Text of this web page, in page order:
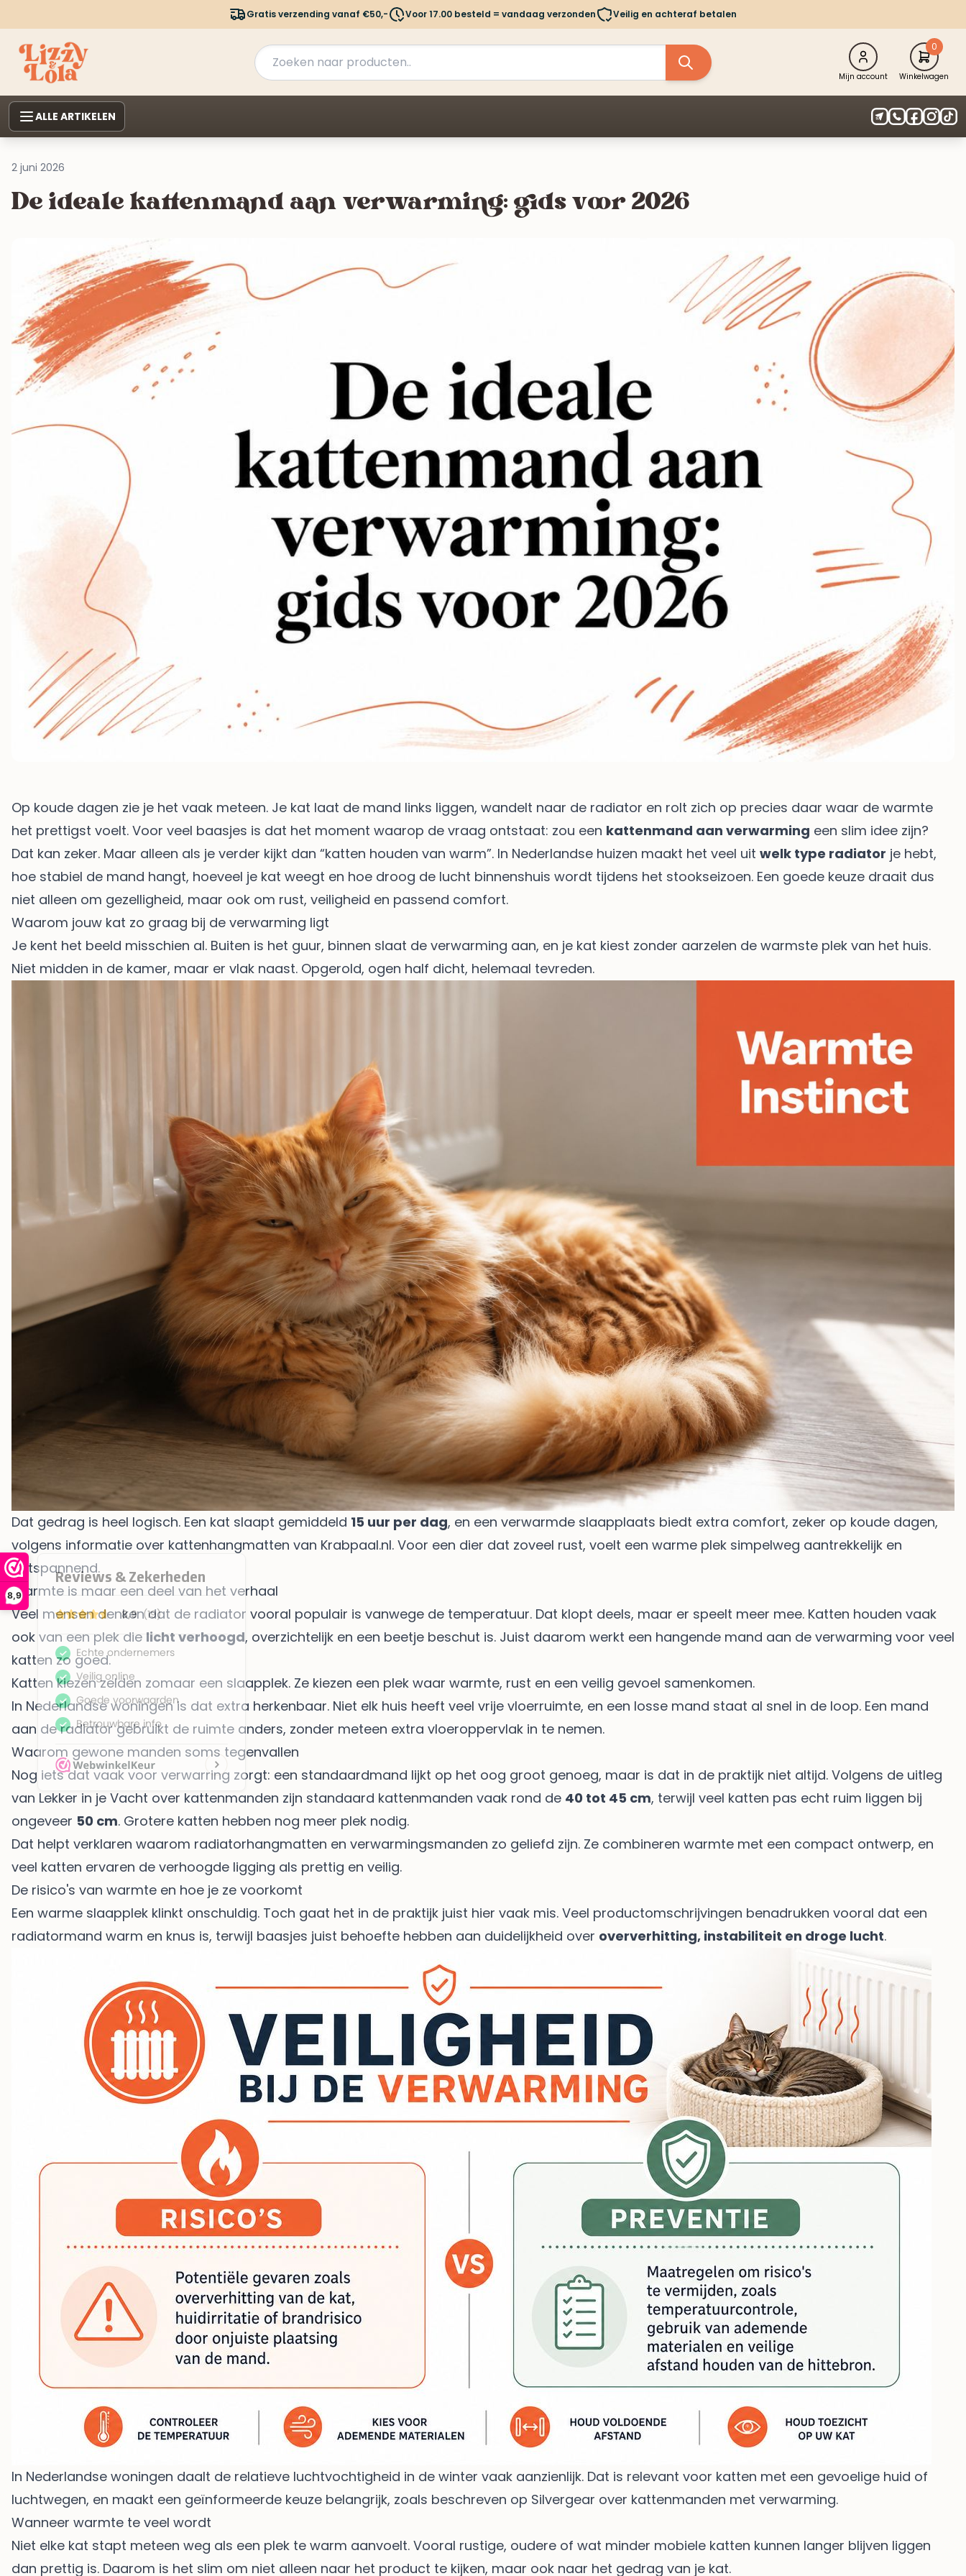
8,9
Gratis verzending vanaf €50,- Voor 17.00 besteld = vandaag verzonden Veilig en achteraf betalen
Mijn account
0
Winkelwagen
ALLE ARTIKELEN
2 juni 2026
De ideale kattenmand aan verwarming: gids voor 2026
Op koude dagen zie je het vaak meteen. Je kat laat de mand links liggen, wandelt naar de radiator en rolt zich op precies daar waar de warmte
het prettigst voelt. Voor veel baasjes is dat het moment waarop de vraag ontstaat: zou een kattenmand aan verwarming een slim idee zijn?
Dat kan zeker. Maar alleen als je verder kijkt dan “katten houden van warm”. In Nederlandse huizen maakt het veel uit welk type radiator je hebt,
hoe stabiel de mand hangt, hoeveel je kat weegt en hoe droog de lucht binnenshuis wordt tijdens het stookseizoen. Een goede keuze draait dus
niet alleen om gezelligheid, maar ook om rust, veiligheid en passend comfort.
Waarom jouw kat zo graag bij de verwarming ligt
Je kent het beeld misschien al. Buiten is het guur, binnen slaat de verwarming aan, en je kat kiest zonder aarzelen de warmste plek van het huis.
Niet midden in de kamer, maar er vlak naast. Opgerold, ogen half dicht, helemaal tevreden.
Dat gedrag is heel logisch. Een kat slaapt gemiddeld 15 uur per dag, en een verwarmde slaapplaats biedt extra comfort, zeker op koude dagen,
volgens informatie over kattenhangmatten van Krabpaal.nl. Voor een dier dat zoveel rust, voelt een warme plek simpelweg aantrekkelijk en
ontspannend.
Warmte is maar een deel van het verhaal
Veel mensen denken dat de radiator vooral populair is vanwege de temperatuur. Dat klopt deels, maar er speelt meer mee. Katten houden vaak
ook van een plek die licht verhoogd, overzichtelijk en een beetje beschut is. Juist daarom werkt een hangende mand aan de verwarming voor veel
katten zo goed.
Katten kiezen zelden zomaar een slaapplek. Ze kiezen een plek waar warmte, rust en een veilig gevoel samenkomen.
In Nederlandse woningen is dat extra herkenbaar. Niet elk huis heeft veel vrije vloerruimte, en een losse mand staat al snel in de loop. Een mand
aan de radiator gebruikt de ruimte anders, zonder meteen extra vloeroppervlak in te nemen.
Waarom gewone manden soms tegenvallen
Nog iets dat vaak voor verwarring zorgt: een standaardmand lijkt op het oog groot genoeg, maar is dat in de praktijk niet altijd. Volgens de uitleg
van Lekker in je Vacht over kattenmanden zijn standaard kattenmanden vaak rond de 40 tot 45 cm, terwijl veel katten pas echt ruim liggen bij
ongeveer 50 cm. Grotere katten hebben nog meer plek nodig.
Dat helpt verklaren waarom radiatorhangmatten en verwarmingsmanden zo geliefd zijn. Ze combineren warmte met een compact ontwerp, en
veel katten ervaren de verhoogde ligging als prettig en veilig.
De risico's van warmte en hoe je ze voorkomt
Een warme slaapplek klinkt onschuldig. Toch gaat het in de praktijk juist hier vaak mis. Veel productomschrijvingen benadrukken vooral dat een
radiatormand warm en knus is, terwijl baasjes juist behoefte hebben aan duidelijkheid over oververhitting, instabiliteit en droge lucht.
In Nederlandse woningen daalt de relatieve luchtvochtigheid in de winter vaak aanzienlijk. Dat is relevant voor katten met een gevoelige huid of
luchtwegen, en maakt een geïnformeerde keuze belangrijk, zoals beschreven op Silvergear over kattenmanden met verwarming.
Wanneer warmte te veel wordt
Niet elke kat stapt meteen weg als een plek te warm aanvoelt. Vooral rustige, oudere of wat minder mobiele katten kunnen langer blijven liggen
dan prettig is. Daarom is het slim om niet alleen naar het product te kijken, maar ook naar het gedrag van je kat.